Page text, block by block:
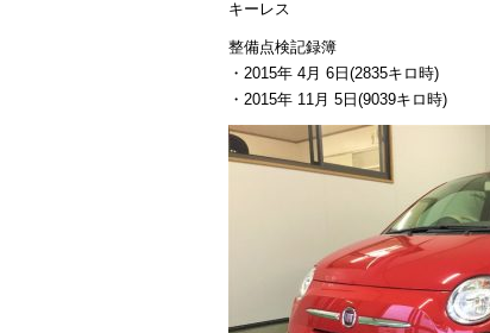
キーレス
整備点検記録簿
・2015年 4月 6日(2835キロ時)
・2015年 11月 5日(9039キロ時)